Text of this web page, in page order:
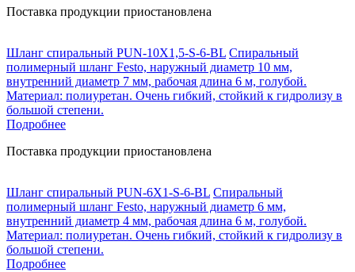
Поставка продукции приостановлена
Шланг спиральный PUN-10X1,5-S-6-BL Спиральный
полимерный шланг Festo, наружный диаметр 10 мм,
внутренний диаметр 7 мм, рабочая длина 6 м, голубой.
Материал: полиуретан. Очень гибкий, стойкий к гидролизу в
большой степени.
Подробнее
Поставка продукции приостановлена
Шланг спиральный PUN-6X1-S-6-BL Спиральный
полимерный шланг Festo, наружный диаметр 6 мм,
внутренний диаметр 4 мм, рабочая длина 6 м, голубой.
Материал: полиуретан. Очень гибкий, стойкий к гидролизу в
большой степени.
Подробнее